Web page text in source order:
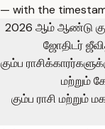
— with the
2026 ஆம் ஆண்டு
ஜோதிடர்
கும்ப
மற்றும்
கும்ப ராசி மற்றும்